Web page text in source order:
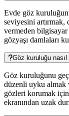
Evde göz
seviyesini artırmak,
vermeden
gözyaşı damlaları
Göz kuruluğu nasıl
Göz kuruluğunu
düzenli uyku almak
gözleri korumak
ekranından uzak